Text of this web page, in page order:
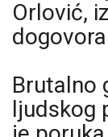
Orlović,
Brutalno
ljudskog